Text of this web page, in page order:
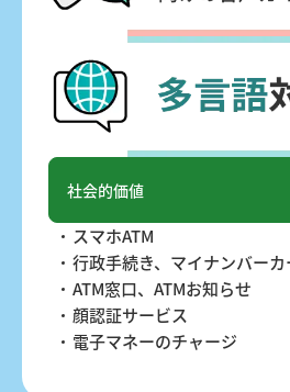
社会的価値
スマホATM
行政手続き、マイナンバー
ATM窓口、ATMお知らせ
顔認証サービス
電子マネーのチャージ